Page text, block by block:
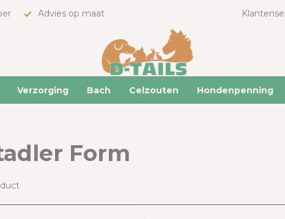
Advies op maat
Verzorging Bach Celzouten Hondenpenning
Form